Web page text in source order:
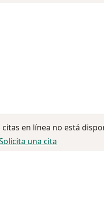
citas en línea no está
una cita